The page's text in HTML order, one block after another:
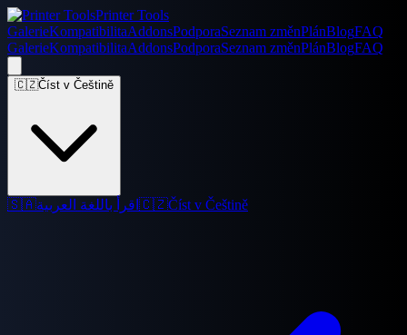
Printer Tools
GalerieKompatibilitaAddonsPodporaSeznam změnPlánBlogFAQ
GalerieKompatibilitaAddonsPodporaSeznam změnPlánBlogFAQ
🇨🇿Číst v Češtině
🇸🇦اقرأ باللغة العربية 🇨🇿Číst v Češtině